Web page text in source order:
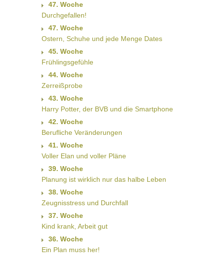
47. Woche
Durchgefallen!
47. Woche
Ostern, Schuhe und jede Menge Dates
45. Woche
Frühlingsgefühle
44. Woche
Zerreißprobe
43. Woche
Harry Potter, der BVB und die Smartphone
42. Woche
Berufliche Veränderungen
41. Woche
Voller Elan und voller Pläne
39. Woche
Planung ist wirklich nur das halbe Leben
38. Woche
Zeugnisstress und Durchfall
37. Woche
Kind krank, Arbeit gut
36. Woche
Ein Plan muss her!